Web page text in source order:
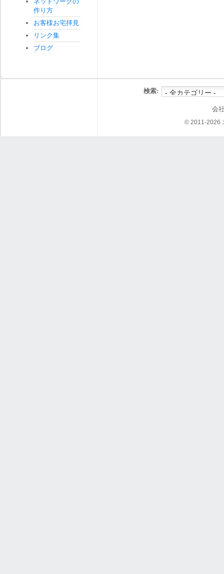
作り方
お客様お宅拝見
リンク集
ブログ
検索:
会
© 2011-2026